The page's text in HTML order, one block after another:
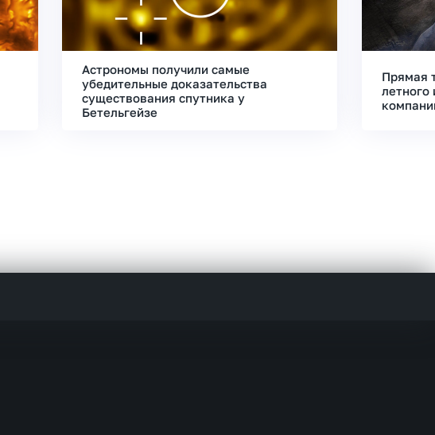
Астрономы получили самые
убедительные доказательства
существования спутника у
Бетельгейзе
Прямая
летного